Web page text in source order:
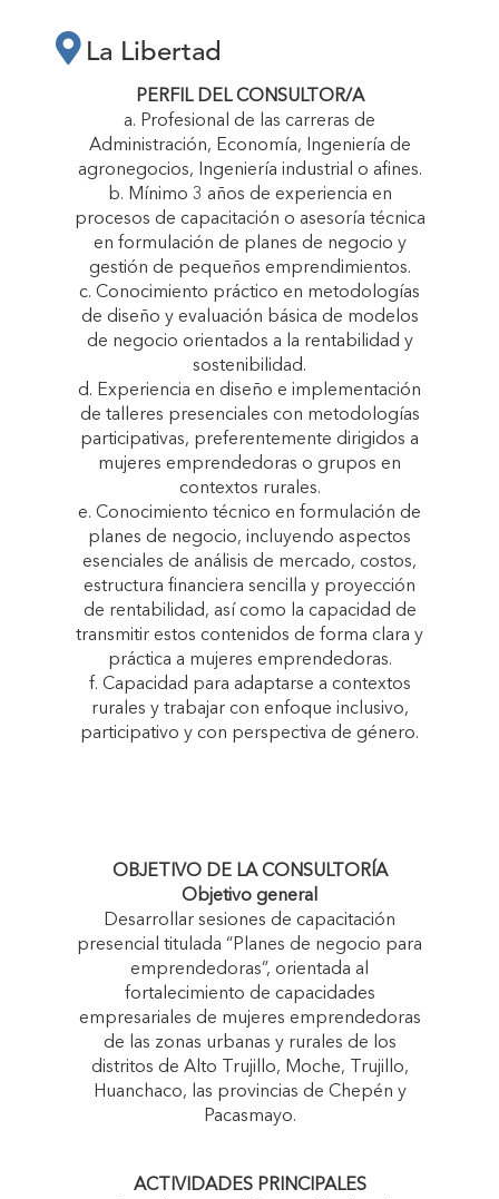
“CRECEMOS
JUNTAS”"
La Libertad
PERFIL DEL CONSULTOR/A
a. Profesional de las carreras de
Administración, Economía, Ingeniería de
agronegocios, Ingeniería industrial o afines.
b. Mínimo 3 años de experiencia en
procesos de capacitación o asesoría técnica
en formulación de planes de negocio y
gestión de pequeños emprendimientos.
c. Conocimiento práctico en metodologías
de diseño y evaluación básica de modelos
de negocio orientados a la rentabilidad y
sostenibilidad.
d. Experiencia en diseño e implementación
de talleres presenciales con metodologías
participativas, preferentemente dirigidos a
mujeres emprendedoras o grupos en
contextos rurales.
e. Conocimiento técnico en formulación de
planes de negocio, incluyendo aspectos
esenciales de análisis de mercado, costos,
estructura financiera sencilla y proyección
de rentabilidad, así como la capacidad de
transmitir estos contenidos de forma clara y
práctica a mujeres emprendedoras.
f. Capacidad para adaptarse a contextos
rurales y trabajar con enfoque inclusivo,
participativo y con perspectiva de género.
OBJETIVO DE LA CONSULTORÍA
Objetivo general
Desarrollar sesiones de capacitación
presencial titulada “Planes de negocio para
emprendedoras”, orientada al
fortalecimiento de capacidades
empresariales de mujeres emprendedoras
de las zonas urbanas y rurales de los
distritos de Alto Trujillo, Moche, Trujillo,
Huanchaco, las provincias de Chepén y
Pacasmayo.
ACTIVIDADES PRINCIPALES